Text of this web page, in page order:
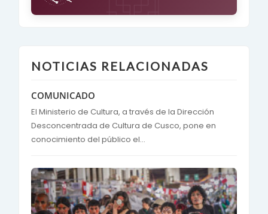
NOTICIAS RELACIONADAS
COMUNICADO
El Ministerio de Cultura, a través de la Dirección
Desconcentrada de Cultura de Cusco, pone en
conocimiento del público el...